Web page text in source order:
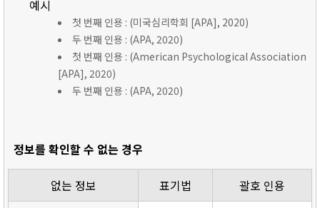
예시
첫 번째 인용 : (미국심리학회 [APA], 2020)
두 번째 인용 : (APA, 2020)
첫 번째 인용 : (American Psychological Association
[APA], 2020)
두 번째 인용 : (APA, 2020)
정보를 확인할 수 없는 경우
없는 정보 표기법 괄호 인용